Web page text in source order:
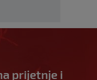
prijetnje i